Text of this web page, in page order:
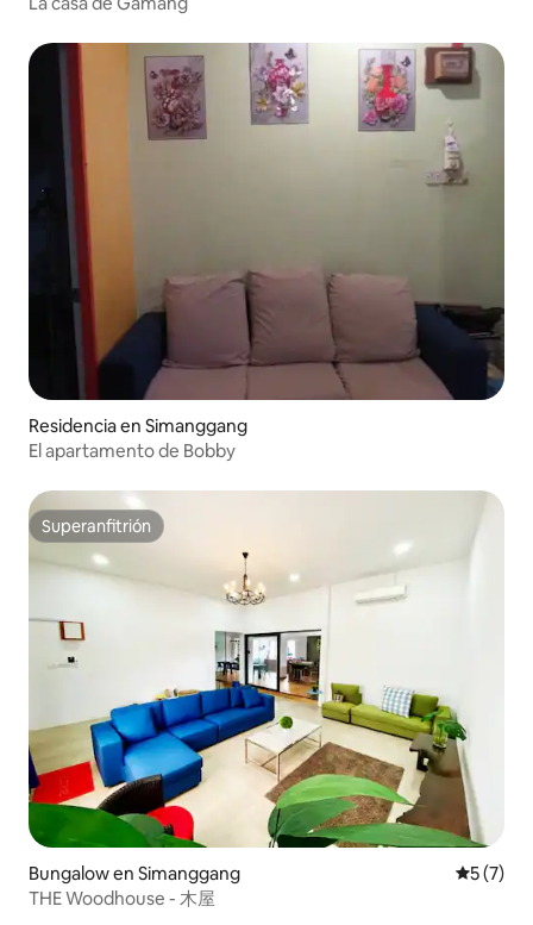
Residencia en Simanggang
El apartamento de Bobby
Superanfitrión
Superanfitrión
Bungalow en Simanggang
5 (7)
THE Woodhouse - 木屋